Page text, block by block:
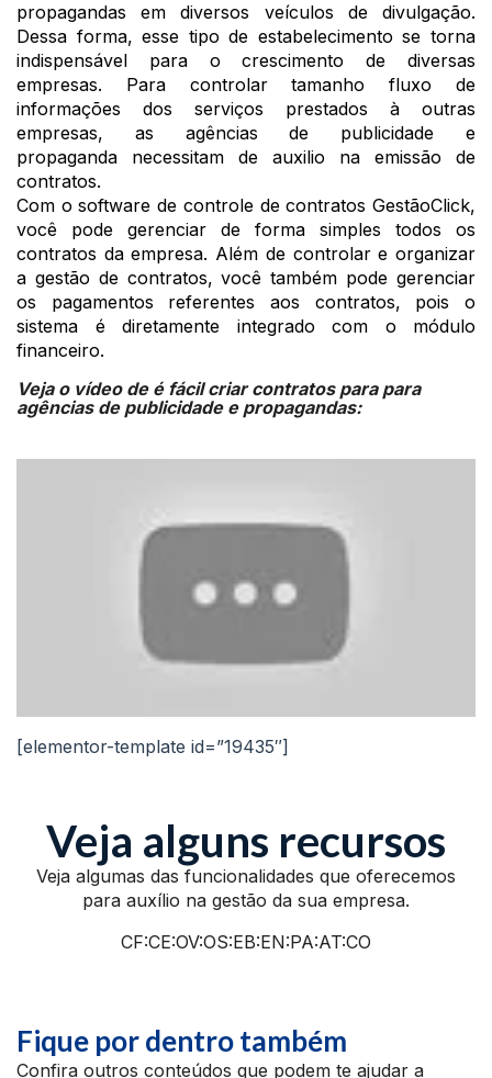
propagandas em diversos veículos de divulgação.
Dessa forma, esse tipo de estabelecimento se torna
indispensável para o crescimento de diversas
empresas. Para controlar tamanho fluxo de
informações dos serviços prestados à outras
empresas, as agências de publicidade e
propaganda necessitam de auxilio na emissão de
contratos.
Com o software de controle de contratos GestãoClick,
você pode gerenciar de forma simples todos os
contratos da empresa. Além de controlar e organizar
a gestão de contratos, você também pode gerenciar
os pagamentos referentes aos contratos, pois o
sistema é diretamente integrado com o módulo
financeiro.
Veja o vídeo de é fácil criar contratos para para
agências de publicidade e propagandas:
[elementor-template id=”19435″]
Veja alguns recursos
Veja algumas das funcionalidades que oferecemos
para auxílio na gestão da sua empresa.
CF:CE:OV:OS:EB:EN:PA:AT:CO
Fique por dentro também
Confira outros conteúdos que podem te ajudar a